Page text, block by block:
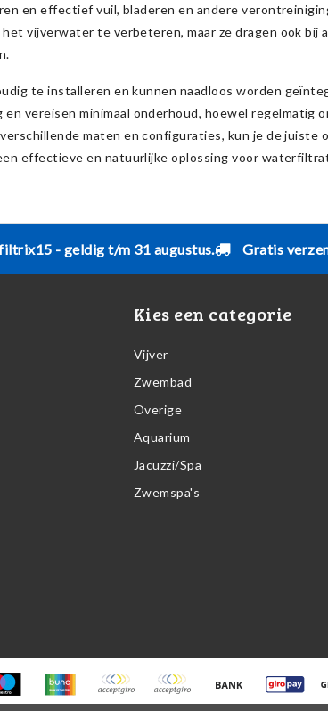
en effectief vuil, bladeren en andere
vijverwater te verbeteren, maar ze dragen ook bij
te installeren en kunnen naadloos worden
en vereisen minimaal onderhoud, hoewel
maten en configuraties, kun je de
effectieve en natuurlijke oplossing voor
- geldig t/m 31 augustus. Gratis
Kies een categorie
Vijver
Zwembad
Overige
Aquarium
Jacuzzi/Spa
Zwemspa's